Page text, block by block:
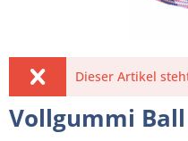
Dieser Artikel
Vollgummi